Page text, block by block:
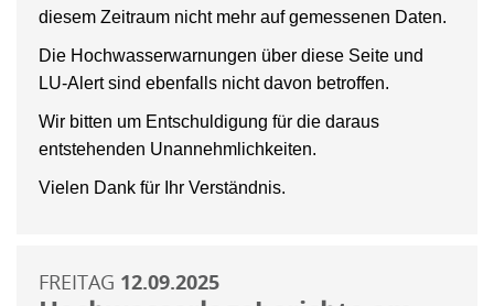
diesem Zeitraum nicht mehr auf gemessenen Daten.
Die Hochwasserwarnungen über diese Seite und
LU-Alert sind ebenfalls nicht davon betroffen.
Wir bitten um Entschuldigung für die daraus
entstehenden Unannehmlichkeiten.
Vielen Dank für Ihr Verständnis.
FREITAG 12.09.2025